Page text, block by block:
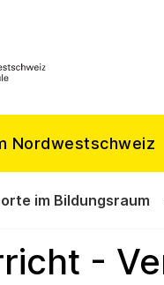
Nordwestschweiz
im Bildungsraum
-